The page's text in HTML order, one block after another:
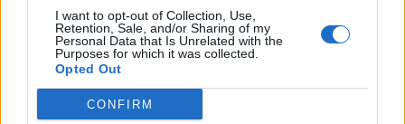
I want to opt-out of Collection, Use,
Retention, Sale, and/or Sharing of my
Personal Data that Is Unrelated with the
Purposes for which it was collected.
Opted Out
CONFIRM
επίκεντρο τη γαστρονομική και
φυσική κληρονομιά της Λέσβου
Παπαλίνα, ούζο και μουσική